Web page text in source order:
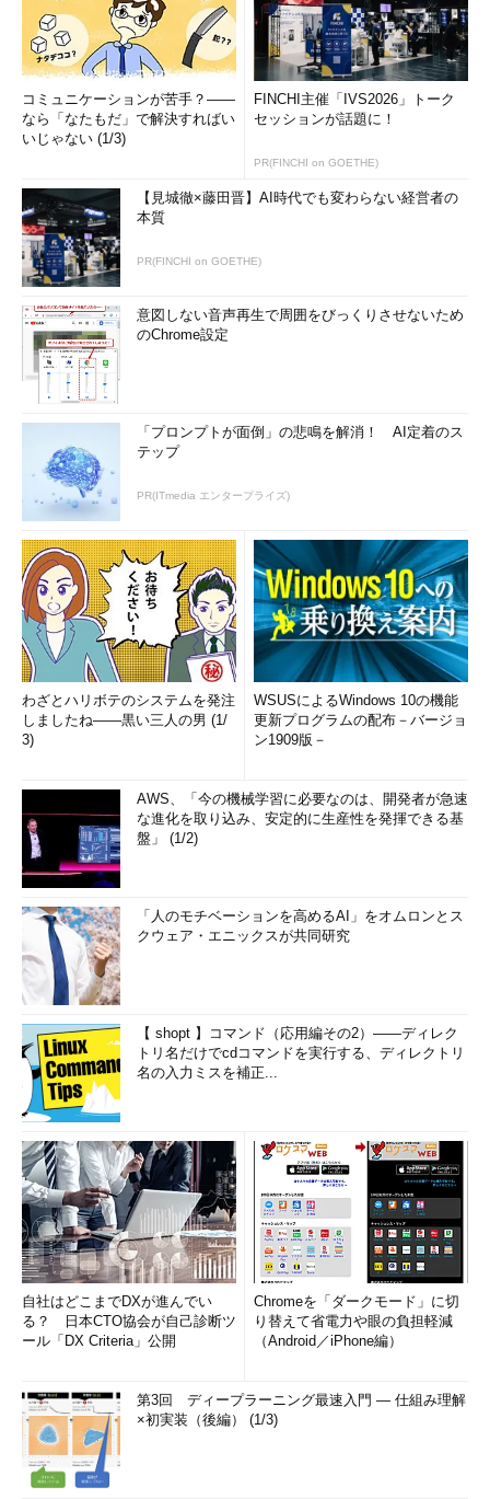
コミュニケーションが苦手？――
なら「なたもだ」で解決すればい
いじゃない (1/3)
FINCHI主催「IVS2026」トーク
セッションが話題に！
PR(FINCHI on GOETHE)
【見城徹×藤田晋】AI時代でも変わらない経営者の
本質
PR(FINCHI on GOETHE)
意図しない音声再生で周囲をびっくりさせないため
のChrome設定
「プロンプトが面倒」の悲鳴を解消！ AI定着のス
テップ
PR(ITmedia エンタープライズ)
わざとハリボテのシステムを発注
しましたね――黒い三人の男 (1/
3)
WSUSによるWindows 10の機能
更新プログラムの配布－バージョ
ン1909版－
AWS、「今の機械学習に必要なのは、開発者が急速
な進化を取り込み、安定的に生産性を発揮できる基
盤」 (1/2)
「人のモチベーションを高めるAI」をオムロンとス
クウェア・エニックスが共同研究
【 shopt 】コマンド（応用編その2）――ディレク
トリ名だけでcdコマンドを実行する、ディレクトリ
名の入力ミスを補正...
自社はどこまでDXが進んでい
る？ 日本CTO協会が自己診断ツ
ール「DX Criteria」公開
Chromeを「ダークモード」に切
り替えて省電力や眼の負担軽減
（Android／iPhone編）
第3回 ディープラーニング最速入門 ― 仕組み理解
×初実装（後編） (1/3)